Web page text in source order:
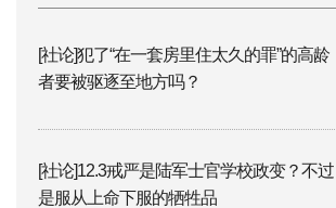
[社论]犯了“在一套房里住太久的罪”的高龄
者要被驱逐至地方吗？
[社论]12.3戒严是陆军士官学校政变？不过
是服从上命下服的牺牲品